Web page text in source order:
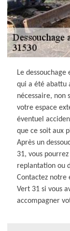
Le
qui a été abattu
nécessaire, non
votre espace
éventuel
que ce soit aux
Après un
31, vous
replantation ou
Contactez notre
Vert 31 si vous
accompagner